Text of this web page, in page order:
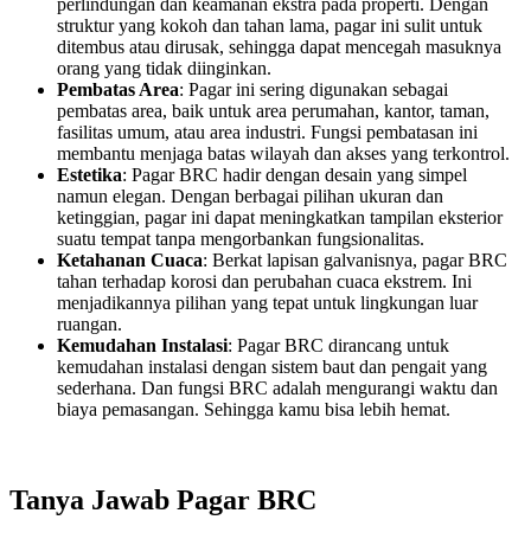
perlindungan dan keamanan ekstra pada properti. Dengan
struktur yang kokoh dan tahan lama, pagar ini sulit untuk
ditembus atau dirusak, sehingga dapat mencegah masuknya
orang yang tidak diinginkan.
Pembatas Area: Pagar ini sering digunakan sebagai
pembatas area, baik untuk area perumahan, kantor, taman,
fasilitas umum, atau area industri. Fungsi pembatasan ini
membantu menjaga batas wilayah dan akses yang terkontrol.
Estetika: Pagar BRC hadir dengan desain yang simpel
namun elegan. Dengan berbagai pilihan ukuran dan
ketinggian, pagar ini dapat meningkatkan tampilan eksterior
suatu tempat tanpa mengorbankan fungsionalitas.
Ketahanan Cuaca: Berkat lapisan galvanisnya, pagar BRC
tahan terhadap korosi dan perubahan cuaca ekstrem. Ini
menjadikannya pilihan yang tepat untuk lingkungan luar
ruangan.
Kemudahan Instalasi: Pagar BRC dirancang untuk
kemudahan instalasi dengan sistem baut dan pengait yang
sederhana. Dan fungsi BRC adalah mengurangi waktu dan
biaya pemasangan. Sehingga kamu bisa lebih hemat.
Tanya Jawab Pagar BRC